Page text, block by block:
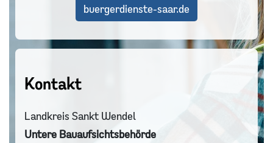
buergerdienste-saar.de
Kontakt
Landkreis Sankt Wendel
Untere Bauaufsichtsbehörde